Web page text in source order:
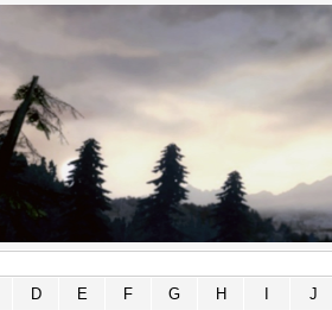
D E F G H J